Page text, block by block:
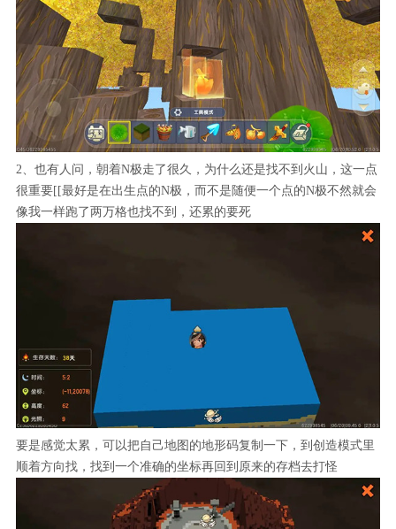
2、也有人问，朝着N极走了很久，为什么还是找不到火山，这一点
很重要[[最好是在出生点的N极，而不是随便一个点的N极不然就会
像我一样跑了两万格也找不到，还累的要死
要是感觉太累，可以把自己地图的地形码复制一下，到创造模式里
顺着方向找，找到一个准确的坐标再回到原来的存档去打怪